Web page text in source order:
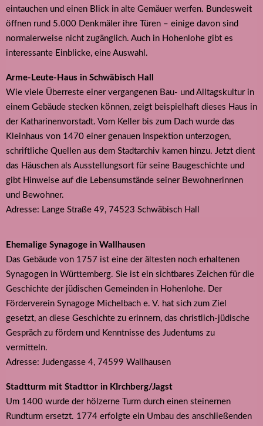
eintauchen und einen Blick in alte Gemäuer werfen. Bundesweit
öffnen rund 5.000 Denkmäler ihre Türen – einige davon sind
normalerweise nicht zugänglich. Auch in Hohenlohe gibt es
interessante Einblicke, eine Auswahl.
Arme-Leute-Haus in Schwäbisch Hall
Wie viele Überreste einer vergangenen Bau- und Alltagskultur in
einem Gebäude stecken können, zeigt beispielhaft dieses Haus in
der Katharinenvorstadt. Vom Keller bis zum Dach wurde das
Kleinhaus von 1470 einer genauen Inspektion unterzogen,
schriftliche Quellen aus dem Stadtarchiv kamen hinzu. Jetzt dient
das Häuschen als Ausstellungsort für seine Baugeschichte und
gibt Hinweise auf die Lebensumstände seiner Bewohnerinnen
und Bewohner.
Adresse: Lange Straße 49, 74523 Schwäbisch Hall
Ehemalige Synagoge in Wallhausen
Das Gebäude von 1757 ist eine der ältesten noch erhaltenen
Synagogen in Württemberg. Sie ist ein sichtbares Zeichen für die
Geschichte der jüdischen Gemeinden in Hohenlohe. Der
Förderverein Synagoge Michelbach e. V. hat sich zum Ziel
gesetzt, an diese Geschichte zu erinnern, das christlich-jüdische
Gespräch zu fördern und Kenntnisse des Judentums zu
vermitteln.
Adresse: Judengasse 4, 74599 Wallhausen
Stadtturm mit Stadttor in KIrchberg/Jagst
Um 1400 wurde der hölzerne Turm durch einen steinernen
Rundturm ersetzt. 1774 erfolgte ein Umbau des anschließenden